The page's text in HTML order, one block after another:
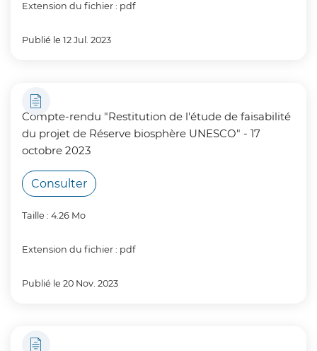
Extension du fichier : pdf
Publié le 12 Jul. 2023
Compte-rendu "Restitution de l'étude de faisabilité
du projet de Réserve biosphère UNESCO" - 17
octobre 2023
Consulter
Taille : 4.26 Mo
Extension du fichier : pdf
Publié le 20 Nov. 2023